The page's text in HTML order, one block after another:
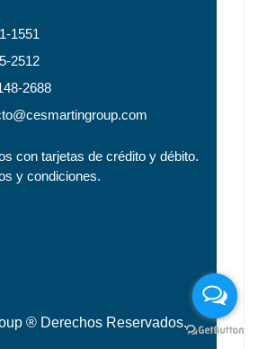
1551
2512
2688
con tarjetas de crédito y débito.
y condiciones.
® Derechos Reservados.